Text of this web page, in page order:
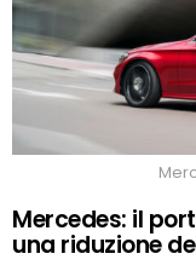
Mercedes: il
una riduzione